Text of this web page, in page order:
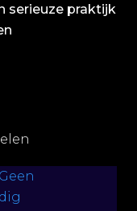
serieuze praktijk